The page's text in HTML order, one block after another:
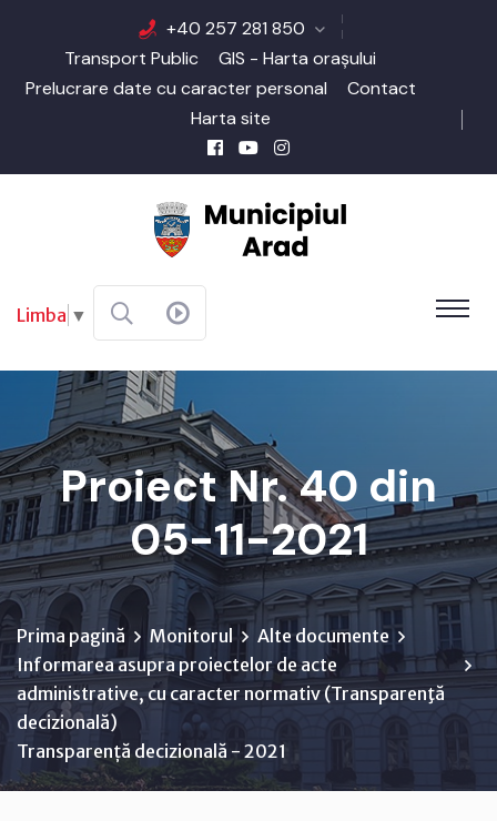
+40 257 281 850
Transport Public
GIS - Harta orașului
Prelucrare date cu caracter personal
Contact
Harta site
Limba ▼
Proiect Nr. 40 din
05-11-2021
Prima pagină Monitorul
Alte documente
Informarea asupra proiectelor de acte
administrative, cu caracter normativ (Transparenţă
decizională)
Transparență decizională - 2021